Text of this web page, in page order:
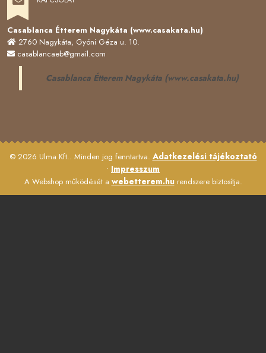
Casablanca Étterem Nagykáta (www.casakata.hu)
2760 Nagykáta, Gyóni Géza u. 10.
casablancaeb@gmail.com
Casablanca Étterem Nagykáta (www.casakata.hu)
© 2026 Ulma Kft.. Minden jog fenntartva. Adatkezelési tájékoztató
• Impresszum
A Webshop működését a webetterem.hurendszere biztosítja.